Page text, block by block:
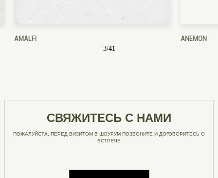
AMALFI ANEMON
3/41
ПОЖАЛУЙСТА, ПЕРЕД ВИЗИТОМ В ШОУРУМ ПОЗВОНИТЕ И ДОГОВОРИТЕСЬ О
ВСТРЕЧЕ
СВЯЖИТЕСЬ С НАМИ